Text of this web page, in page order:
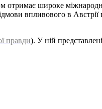
отримає широке
впливового в
правди). У ній